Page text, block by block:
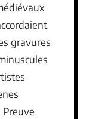
gravures